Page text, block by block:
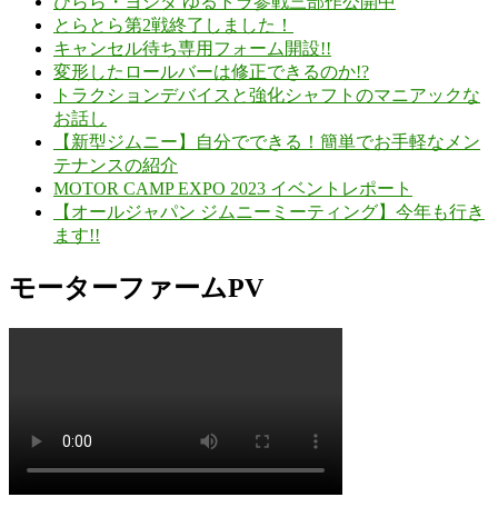
とらとら第2戦終了しました！
キャンセル待ち専用フォーム開設!!
変形したロールバーは修正できるのか!?
トラクションデバイスと強化シャフトのマニアックな
お話し
【新型ジムニー】自分でできる！簡単でお手軽なメン
テナンスの紹介
MOTOR CAMP EXPO 2023 イベントレポート
【オールジャパン ジムニーミーティング】今年も行き
ます!!
モーターファームPV